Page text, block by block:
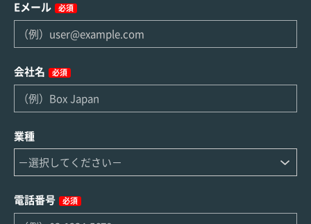
Eメール 必須
会社名 必須
業種
電話番号 必須